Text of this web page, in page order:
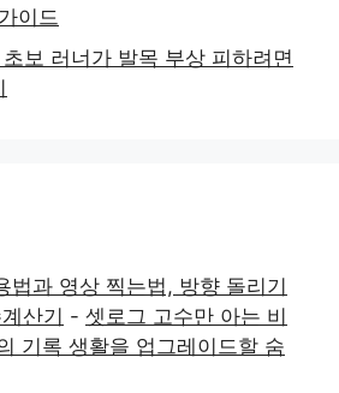
이드
보 러너가 발목 부상 피하려면
법과 영상 찍는법, 방향 돌리기
산기 - 셋로그 고수만 아는 비
기록 생활을 업그레이드할 숨